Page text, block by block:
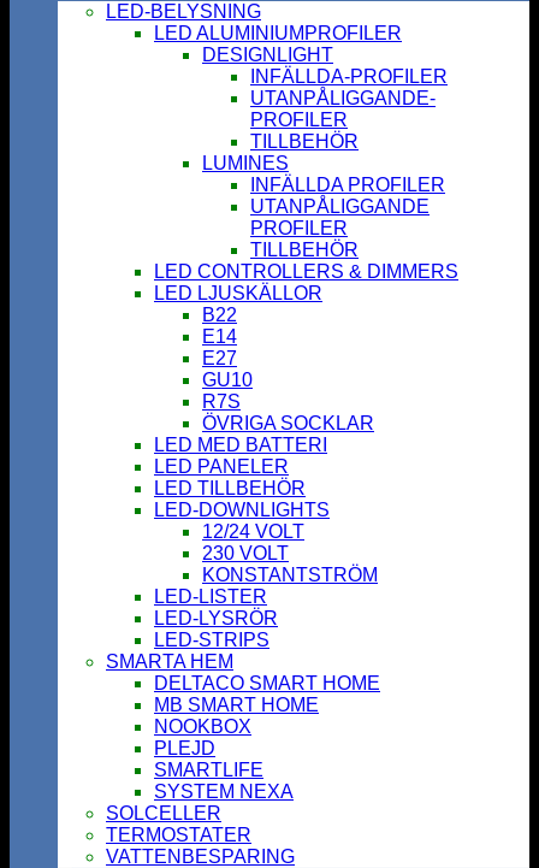
LED-BELYSNING
LED ALUMINIUMPROFILER
DESIGNLIGHT
INFÄLLDA-PROFILER
UTANPÅLIGGANDE-
PROFILER
TILLBEHÖR
LUMINES
INFÄLLDA PROFILER
UTANPÅLIGGANDE
PROFILER
TILLBEHÖR
LED CONTROLLERS & DIMMERS
LED LJUSKÄLLOR
B22
E14
E27
GU10
R7S
ÖVRIGA SOCKLAR
LED MED BATTERI
LED PANELER
LED TILLBEHÖR
LED-DOWNLIGHTS
12/24 VOLT
230 VOLT
KONSTANTSTRÖM
LED-LISTER
LED-LYSRÖR
LED-STRIPS
SMARTA HEM
DELTACO SMART HOME
MB SMART HOME
NOOKBOX
PLEJD
SMARTLIFE
SYSTEM NEXA
SOLCELLER
TERMOSTATER
VATTENBESPARING